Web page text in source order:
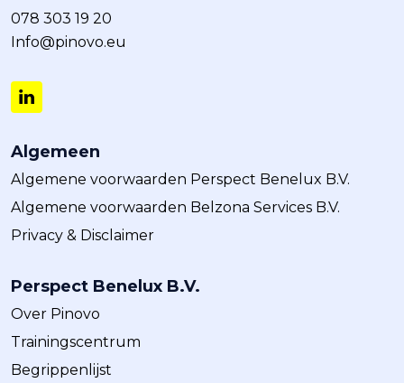
078 303 19 20
Info@pinovo.eu
Algemeen
Algemene voorwaarden Perspect Benelux B.V.
Algemene voorwaarden Belzona Services B.V.
Privacy & Disclaimer
Perspect Benelux B.V.
Over Pinovo
Trainingscentrum
Begrippenlijst